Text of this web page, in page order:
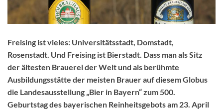
Freising ist vieles: Universitätsstadt, Domstadt,
Rosenstadt. Und Freising ist Bierstadt. Dass man als Sitz
der ältesten Brauerei der Welt und als berühmte
Ausbildungsstätte der meisten Brauer auf diesem Globus
die Landesausstellung „Bier in Bayern“ zum 500.
Geburtstag des bayerischen Reinheitsgebots am 23. April